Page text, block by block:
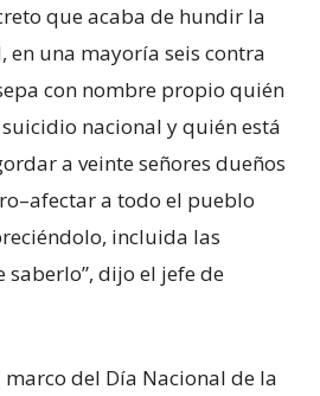
que acaba de hundir la
en una mayoría seis contra
con nombre propio quién
nacional y quién está
a veinte señores dueños
a todo el pueblo
incluida las
saberlo”, dijo el jefe de
marco del Día Nacional de la